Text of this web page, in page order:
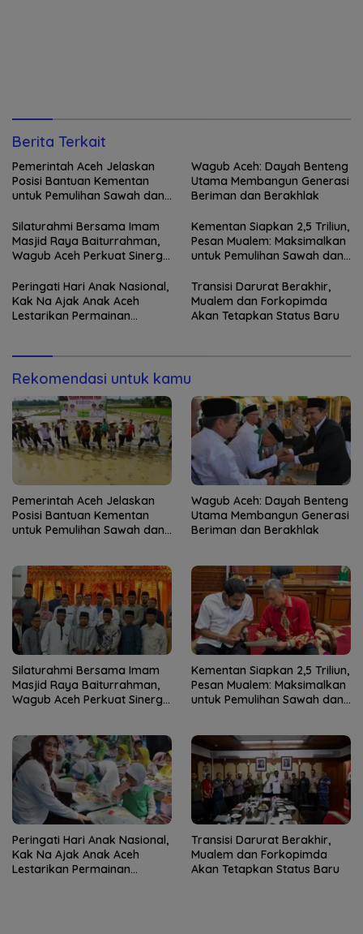
Berita Terkait
Pemerintah Aceh Jelaskan
Posisi Bantuan Kementan
untuk Pemulihan Sawah dan
Wagub Aceh: Dayah Benteng
Utama Membangun Generasi
Beriman dan Berakhlak
Silaturahmi Bersama Imam
Masjid Raya Baiturrahman,
Wagub Aceh Perkuat Sinergi
Kementan Siapkan 2,5 Triliun,
Pesan Mualem: Maksimalkan
untuk Pemulihan Sawah dan
Peringati Hari Anak Nasional,
Kak Na Ajak Anak Aceh
Lestarikan Permainan
Transisi Darurat Berakhir,
Mualem dan Forkopimda
Akan Tetapkan Status Baru
Rekomendasi untuk kamu
Pemerintah Aceh Jelaskan
Posisi Bantuan Kementan
untuk Pemulihan Sawah dan
Wagub Aceh: Dayah Benteng
Utama Membangun Generasi
Beriman dan Berakhlak
Silaturahmi Bersama Imam
Masjid Raya Baiturrahman,
Wagub Aceh Perkuat Sinergi
Kementan Siapkan 2,5 Triliun,
Pesan Mualem: Maksimalkan
untuk Pemulihan Sawah dan
Peringati Hari Anak Nasional,
Kak Na Ajak Anak Aceh
Lestarikan Permainan
Transisi Darurat Berakhir,
Mualem dan Forkopimda
Akan Tetapkan Status Baru